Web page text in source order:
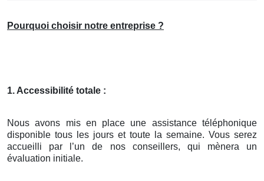
Pourquoi choisir notre entreprise ?
1. Accessibilité totale :
Nous avons mis en place une assistance téléphonique
disponible tous les jours et toute la semaine. Vous serez
accueilli par l’un de nos conseillers, qui mènera un
évaluation initiale.